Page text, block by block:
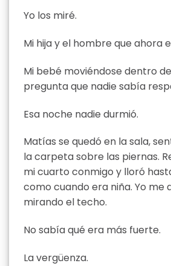
Yo los miré.
Mi hija y el hombre que ahora
Mi bebé moviéndose dentro
pregunta que nadie sabía
Esa noche nadie durmió.
Matías se quedó en la sala,
la carpeta sobre las piernas.
mi cuarto conmigo y lloró
como cuando era niña. Yo me
mirando el techo.
No sabía qué era más fuerte.
La vergüenza.